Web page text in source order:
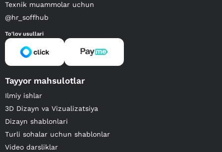
Texnik muammolar uchun
@hr_soffhub
To'lov usullari
Tayyor mahsulotlar
Ilmiy ishlar
3D Dizayn va Vizualizatsiya
Dizayn shablonlari
Turli sohalar uchun shablonlar
Video darsliklar